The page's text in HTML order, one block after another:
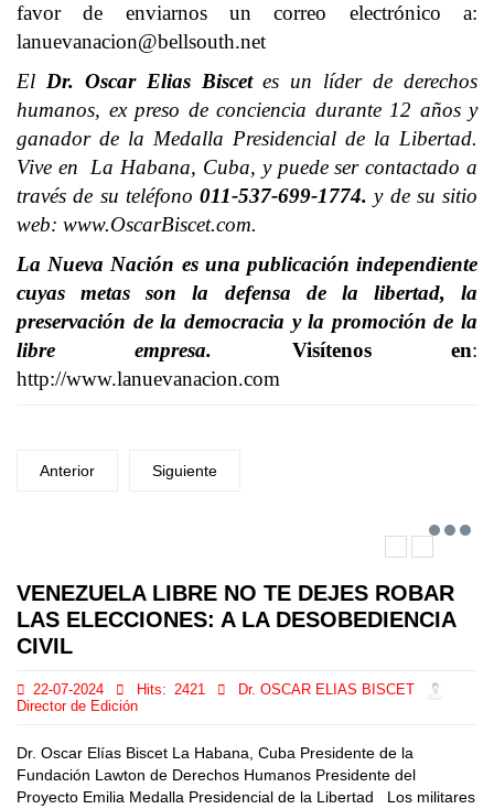
favor de enviarnos un correo electrónico a:
lanuevanacion@bellsouth.net
El Dr. Oscar Elias Biscetes un líder de derechos
humanos, ex preso de conciencia durante 12 años y
ganador de la Medalla Presidencial de la Libertad.
Vive en La Habana, Cuba, y puede ser contactado a
través de su teléfono 011-537-699-1774. y de su sitio
web: www.OscarBiscet.com.
La Nueva Nación es una publicación independiente
cuyas metas son la defensa de la libertad, la
preservación de la democracia y la promoción de la
libre empresa. Visítenos en:
http://www.lanuevanacion.com
Anterior Siguiente
VENEZUELA LIBRE NO TE DEJES ROBAR
LAS ELECCIONES: A LA DESOBEDIENCIA
CIVIL
22-07-2024 Hits: 2421
Dr. OSCAR ELIAS BISCET
Director de Edición
Dr. Oscar Elías Biscet La Habana, Cuba Presidente de la
Fundación Lawton de Derechos Humanos Presidente del
Proyecto Emilia Medalla Presidencial de la Libertad Los militares